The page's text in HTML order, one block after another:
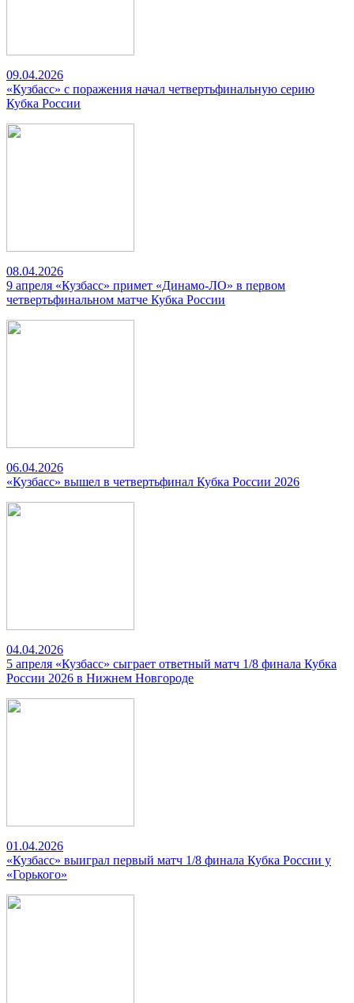
09.04.2026
«Кузбасс» с поражения начал четвертьфинальную серию
Кубка России
08.04.2026
9 апреля «Кузбасс» примет «Динамо-ЛО» в первом
четвертьфинальном матче Кубка России
06.04.2026
«Кузбасс» вышел в четвертьфинал Кубка России 2026
04.04.2026
5 апреля «Кузбасс» сыграет ответный матч 1/8 финала Кубка
России 2026 в Нижнем Новгороде
01.04.2026
«Кузбасс» выиграл первый матч 1/8 финала Кубка России у
«Горького»